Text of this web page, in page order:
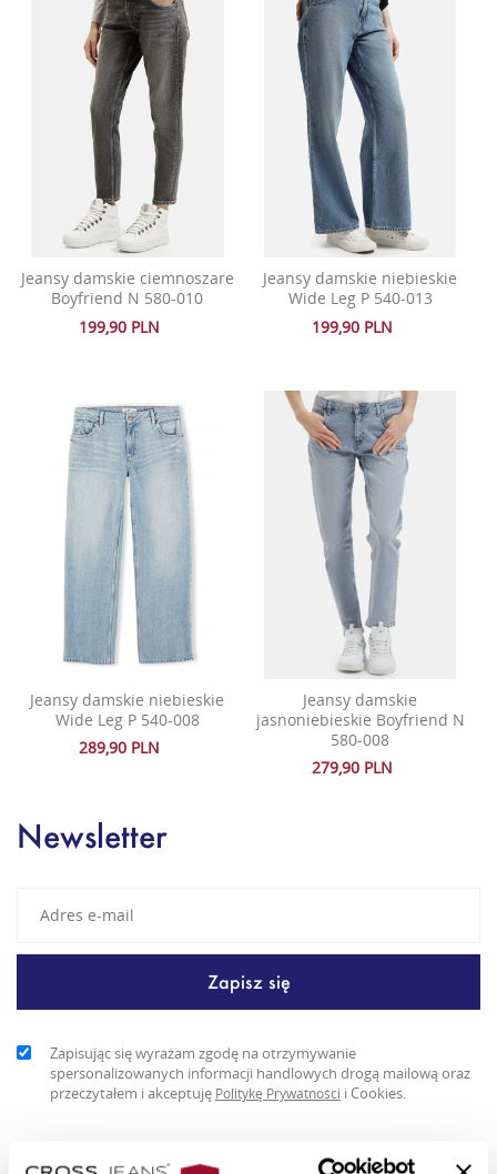
Jeansy damskie ciemnoszare
Boyfriend N 580-010
199,90 PLN
Jeansy damskie niebieskie
Wide Leg P 540-013
199,90 PLN
Jeansy damskie niebieskie
Wide Leg P 540-008
289,90 PLN
Jeansy damskie
jasnoniebieskie Boyfriend N
580-008
279,90 PLN
Newsletter
Zapisując się wyrażam zgodę na otrzymywanie
spersonalizowanych informacji handlowych drogą mailową oraz
przeczytałem i akceptuję Politykę Prywatności i Cookies.
Jeansy boyfriend fit